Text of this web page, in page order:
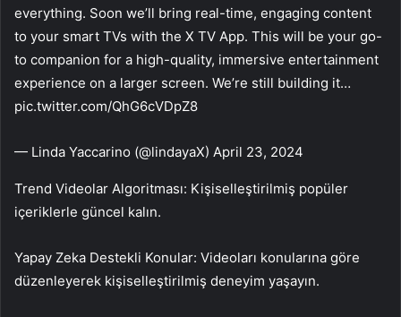
everything. Soon we’ll bring real-time, engaging content
to your smart TVs with the X TV App. This will be your go-
to companion for a high-quality, immersive entertainment
experience on a larger screen. We’re still building it…
pic.twitter.com/QhG6cVDpZ8
— Linda Yaccarino (@lindayaX) April 23, 2024
Trend Videolar Algoritması: Kişiselleştirilmiş popüler
içeriklerle güncel kalın.
Yapay Zeka Destekli Konular: Videoları konularına göre
düzenleyerek kişiselleştirilmiş deneyim yaşayın.